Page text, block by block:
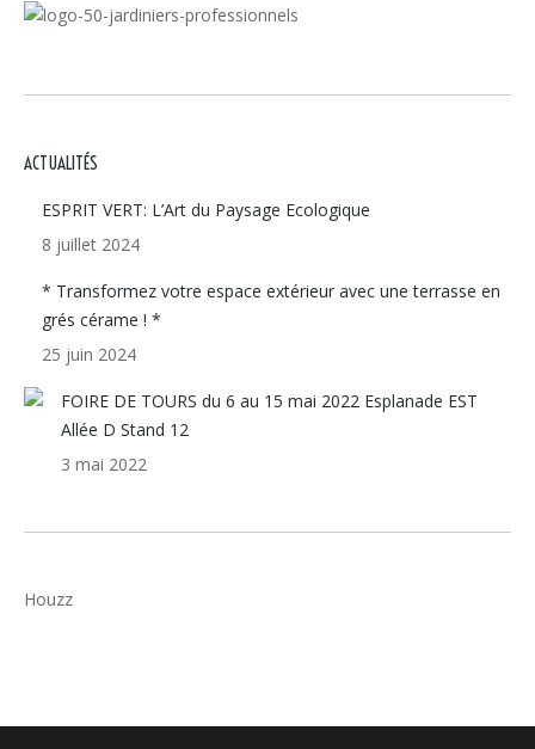
ACTUALITÉS
ESPRIT VERT: L’Art du Paysage Ecologique
8 juillet 2024
* Transformez votre espace extérieur avec une terrasse en
grés cérame ! *
25 juin 2024
FOIRE DE TOURS du 6 au 15 mai 2022 Esplanade EST
Allée D Stand 12
3 mai 2022
Houzz